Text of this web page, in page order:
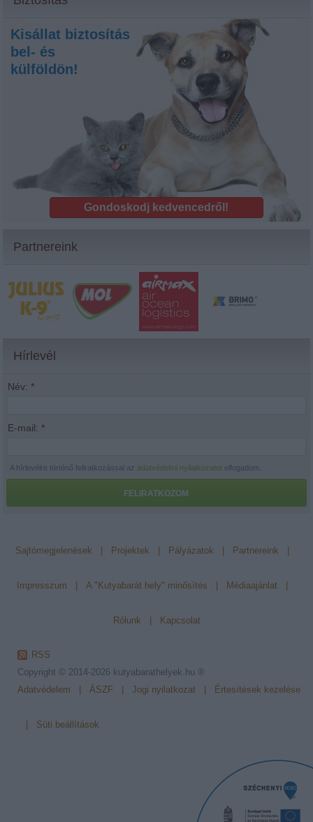
Kisállat biztosítás
bel- és
külföldön!
Gondoskodj kedvencedről!
Partnereink
Hírlevél
Név: *
E-mail: *
A hírlevélre történő feliratkozással azadatvédelmi nyilatkozatot elfogadom.
FELIRATKOZOM
Sajtómegjelenések Projektek Pályázatok Partnereink
Impresszum A "Kutyabarát hely" minősítés Médiaajánlat
Rólunk Kapcsolat
RSS
Copyright © 2014-2026 kutyabarathelyek.hu ®
Adatvédelem
ÁSZF Jogi nyilatkozat Értesítések kezelése
Süti beállítások